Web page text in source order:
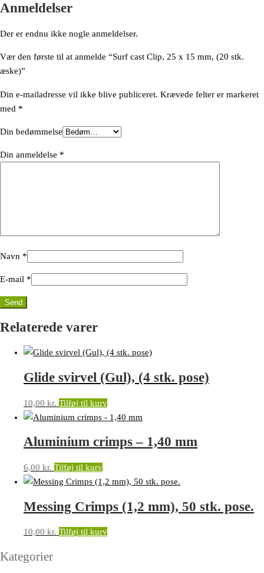
Anmeldelser
Der er endnu ikke nogle anmeldelser.
Vær den første til at anmelde “Surf cast Clip, 25 x 15 mm, (20 stk.
æske)”
Din e-mailadresse vil ikke blive publiceret. Krævede felter er markeret
med *
Din bedømmelse
Din anmeldelse *
Navn *
E-mail *
Relaterede varer
Glide svirvel (Gul), (4 stk. pose)
10,00 kr. Tilføj til kurv
Aluminium crimps – 1,40 mm
6,00 kr. Tilføj til kurv
Messing Crimps (1,2 mm), 50 stk. pose.
10,00 kr. Tilføj til kurv
Kategorier